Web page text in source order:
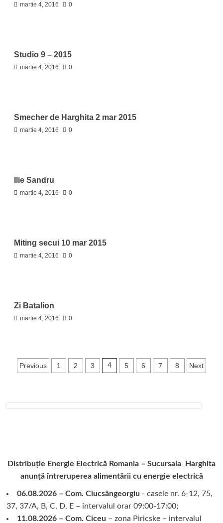
martie 4, 2016 0
Studio 9 – 2015
martie 4, 2016 0
Smecher de Harghita 2 mar 2015
martie 4, 2016 0
Ilie Sandru
martie 4, 2016 0
Miting secui 10 mar 2015
martie 4, 2016 0
Zi Batalion
martie 4, 2016 0
Paginație
Previous 1 2 3 4 5 6 7 8 Next
Distribuție Energie Electrică Romania – Sucursala Harghita
anunță întreruperea alimentării cu energie electrică
06.08.2026 – Com. Ciucsângeorgiu - casele nr. 6-12, 75,
37, 37/A, B, C, D, E – intervalul orar 09:00-17:00;
11.08.2026 – Com. Ciceu – zona Piricske – intervalul